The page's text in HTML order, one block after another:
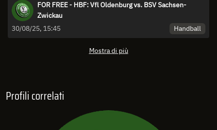
FOR FREE - HBF: Vfl Oldenburg vs. BSV Sachsen-
Zwickau
30/08/25, 15:45
Handball
Mostra di più
Profili correlati